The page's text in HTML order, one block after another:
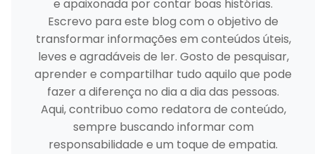
e apaixonada por contar boas histórias.
Escrevo para este blog com o objetivo de
transformar informações em conteúdos úteis,
leves e agradáveis de ler. Gosto de pesquisar,
aprender e compartilhar tudo aquilo que pode
fazer a diferença no dia a dia das pessoas.
Aqui, contribuo como redatora de conteúdo,
sempre buscando informar com
responsabilidade e um toque de empatia.